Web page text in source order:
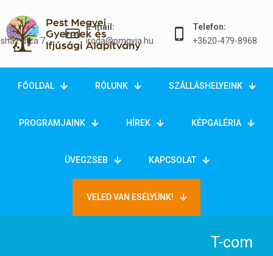
utca 7.
E-mail:
iroda@pmgyia.hu
Telefon:
+3620-479-8968
FŐOLDAL RÓLUNK SZÁLLÁSHELYEINK
PROGRAMJAINK HÍREK KÉPGALÉRIA
ÜVEGZSEB KAPCSOLAT
VELED VAN ESÉLYÜNK!
T-com